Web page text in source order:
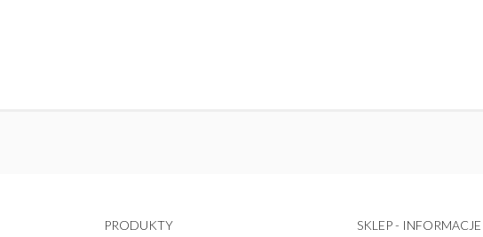
PRODUKTY SKLEP - INFORMACJE